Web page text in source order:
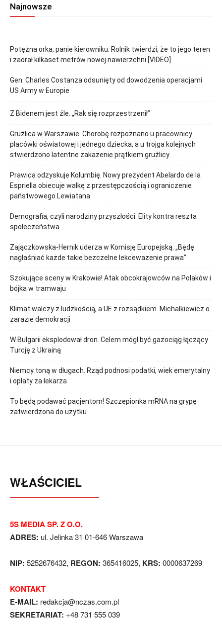
Najnowsze
Potężna orka, panie kierowniku. Rolnik twierdzi, że to jego teren
i zaorał kilkaset metrów nowej nawierzchni [VIDEO]
Gen. Charles Costanza odsunięty od dowodzenia operacjami
US Army w Europie
Z Bidenem jest źle. „Rak się rozprzestrzenił”
Gruźlica w Warszawie. Chorobę rozpoznano u pracownicy
placówki oświatowej i jednego dziecka, a u trojga kolejnych
stwierdzono latentne zakażenie prątkiem gruźlicy
Prawica odzyskuje Kolumbię. Nowy prezydent Abelardo de la
Espriella obiecuje walkę z przestępczością i ograniczenie
państwowego Lewiatana
Demografia, czyli narodziny przyszłości. Elity kontra reszta
społeczeństwa
Zajączkowska-Hernik uderza w Komisję Europejską. „Będę
nagłaśniać każde takie bezczelne lekceważenie prawa”
Szokujące sceny w Krakowie! Atak obcokrajowców na Polaków i
bójka w tramwaju
Klimat walczy z ludzkością, a UE z rozsądkiem. Michalkiewicz o
zarazie demokracji
W Bułgarii eksplodował dron. Celem mógł być gazociąg łączący
Turcję z Ukrainą
Niemcy toną w długach. Rząd podnosi podatki, wiek emerytalny
i opłaty za lekarza
To będą podawać pacjentom! Szczepionka mRNA na grypę
zatwierdzona do użytku
WŁAŚCICIEL
5S MEDIA SP. Z O.O.
ADRES: ul. Jelinka 31 01-646 Warszawa
NIP: 5252676432, REGON: 365416025, KRS: 0000637269
KONTAKT
E-MAIL: redakcja@nczas.com.pl
SEKRETARIAT: +48 731 555 039